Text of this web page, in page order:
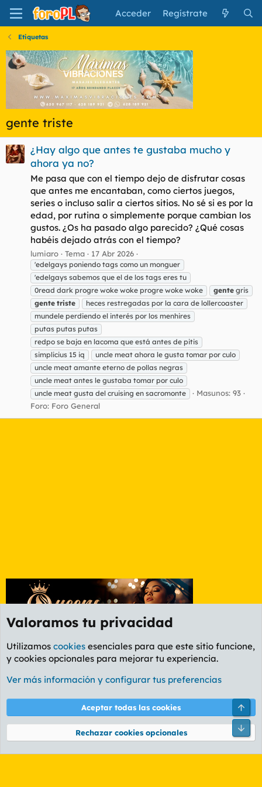
Acceder Regístrate
Etiquetas
gente triste
¿Hay algo que antes te gustaba mucho y
ahora ya no?
Me pasa que con el tiempo dejo de disfrutar cosas
que antes me encantaban, como ciertos juegos,
series o incluso salir a ciertos sitios. No sé si es por la
edad, por rutina o simplemente porque cambian los
gustos. ¿Os ha pasado algo parecido? ¿Qué cosas
habéis dejado atrás con el tiempo?
lumiaro Tema 17 Abr 2026
'edelgays poniendo tags como un monguer
'edelgays sabemos que el de los tags eres tu
0read dark progre woke woke progre woke woke
gente gris
gente triste
heces restregadas por la cara de lollercoaster
mundele perdiendo el interés por los menhires
putas putas putas
redpo se baja en lacoma que está antes de pitis
simplicius 15 iq
uncle meat ahora le gusta tomar por culo
uncle meat amante eterno de pollas negras
uncle meat antes le gustaba tomar por culo
uncle meat gusta del cruising en sacromonte
Masunos: 93
Foro: Foro General
Etiquetas
Cookies
PL OLDSTYLE AMARILLO
Términos y reglas Política de privacidad Ayuda
Community platform by XenForo® © 2010-2026 XenForo Ltd.
Valoramos tu privacidad
Utilizamos cookies esenciales para que este sitio funcione,
y cookies opcionales para mejorar tu experiencia.
Ver más información y configurar tus preferencias
Aceptar todas las cookies
Rechazar cookies opcionales
Pie